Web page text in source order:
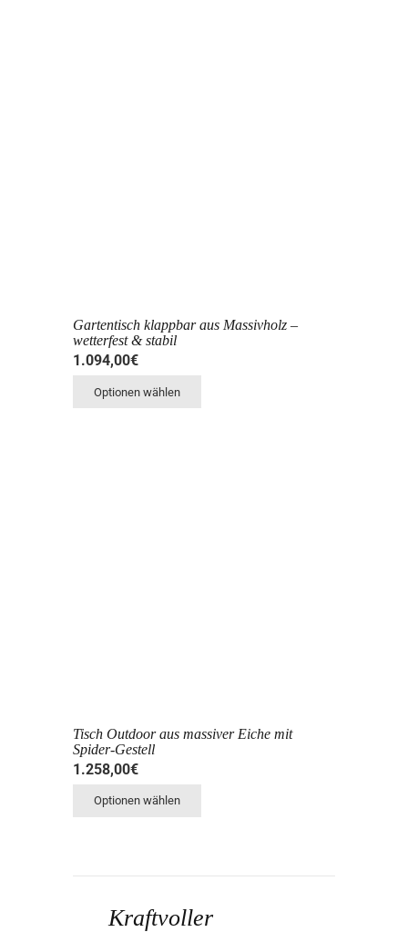
Gartentisch klappbar aus Massivholz –
wetterfest & stabil
1.094,00€
Optionen wählen
Tisch Outdoor aus massiver Eiche mit
Spider-Gestell
1.258,00€
Optionen wählen
Kraftvoller